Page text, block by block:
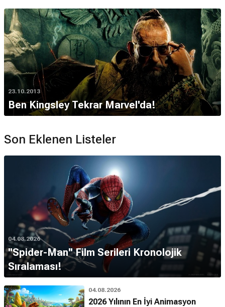
23.10.2013
Ben Kingsley Tekrar Marvel'da!
Son Eklenen Listeler
04.08.2026
''Spider-Man'' Film Serileri Kronolojik
Sıralaması!
04.08.2026
2026 Yılının En İyi Animasyon